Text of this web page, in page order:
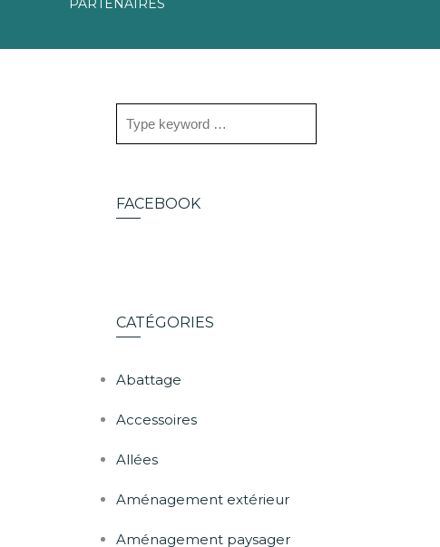
PARTENAIRES
FACEBOOK
CATÉGORIES
Abattage
Accessoires
Allées
Aménagement extérieur
Aménagement paysager